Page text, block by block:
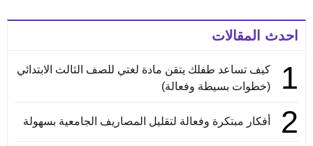
احدث المقالات
1
كيف تساعد طفلك يتقن مادة لغتي للصف الثالث الابتدائي
(خطوات بسيطة وفعالة)
2 أفكار مبتكرة وفعالة لتقليل المصاريف الجامعية بسهولة